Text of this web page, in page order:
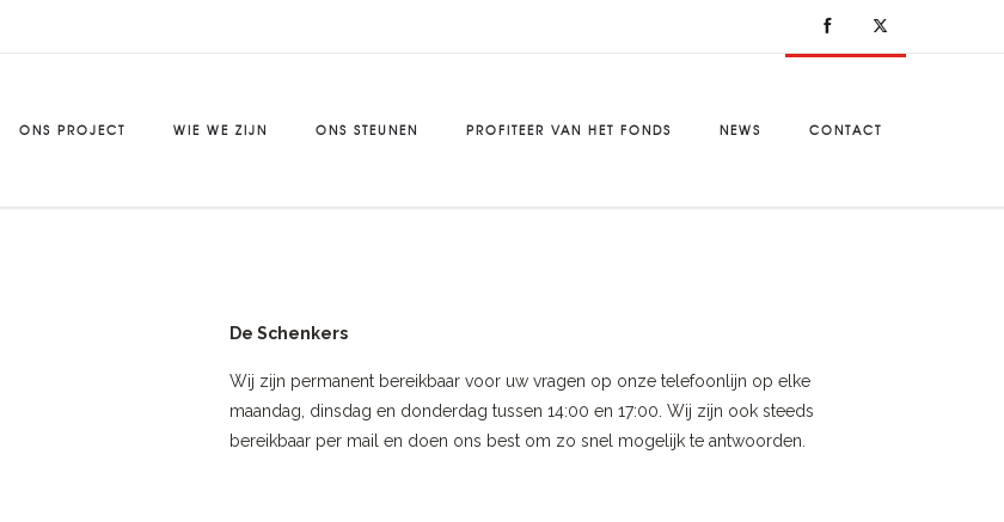
ONS PROJECT WIE WE ZIJN ONS STEUNEN PROFITEER VAN HET FONDS NEWS CONTACT
De Schenkers
Wij zijn permanent bereikbaar voor uw vragen op onze telefoonlijn op elke
maandag, dinsdag en donderdag tussen 14:00 en 17:00. Wij zijn ook steeds
bereikbaar per mail en doen ons best om zo snel mogelijk te antwoorden.